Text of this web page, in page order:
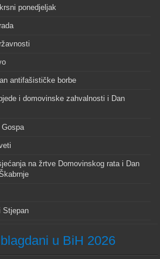
ponedjeljak
antifašističke borbe
i domovinske zahvalnosti i Dan
Gospa
na žrtve Domovinskog rata i Dan
Stjepan
u BiH 2026